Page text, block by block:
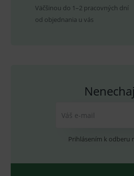
Väčšinou do 1–2 pracovných dní
od objednania u vás
Váš e-mail
Prihlásením k odberu